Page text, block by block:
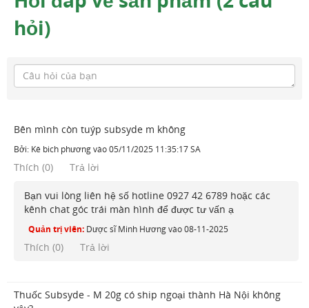
hỏi)
Bên mình còn tuýp subsyde m không
Bởi: Kê bich phươngvào05/11/2025 11:35:17 SA
Thích (0) Trả lời
Bạn vui lòng liên hệ số hotline 0927 42 6789 hoặc các
kênh chat góc trái màn hình để được tư vấn ạ
Quản trị viên: Dược sĩ Minh Hươngvào08-11-2025
Thích (0) Trả lời
Thuốc Subsyde - M 20g có ship ngoại thành Hà Nội không